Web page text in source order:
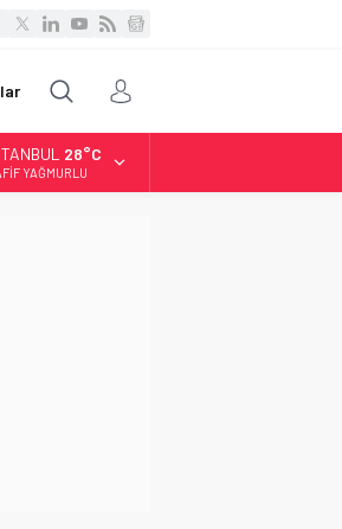
28°C
YAĞMURLU